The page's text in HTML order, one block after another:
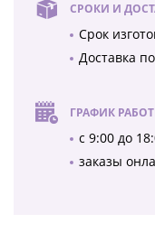
СРОКИ И
Срок
Доставка
ГРАФИК
с 9:00 до
заказы